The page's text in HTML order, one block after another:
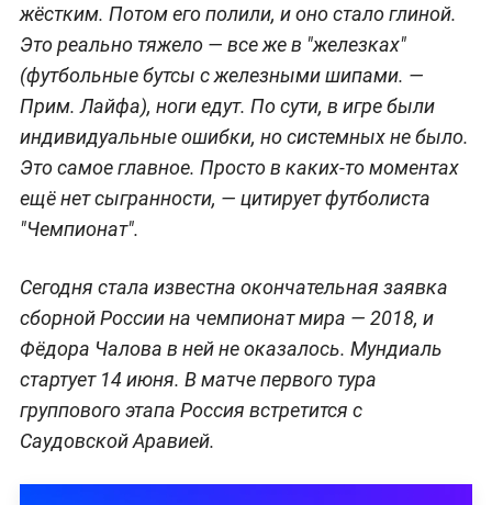
жёстким. Потом его полили, и оно стало глиной.
Это реально тяжело — все же в "железках"
(футбольные бутсы с железными шипами. —
Прим. Лайфа), ноги едут. По сути, в игре были
индивидуальные ошибки, но системных не было.
Это самое главное. Просто в каких-то моментах
ещё нет сыгранности, — цитирует футболиста
"Чемпионат".
Сегодня стала известна окончательная заявка
сборной России на чемпионат мира — 2018, и
Фёдора Чалова в ней не оказалось. Мундиаль
стартует 14 июня. В матче первого тура
группового этапа Россия встретится с
Саудовской Аравией.